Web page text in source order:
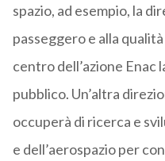
spazio, ad esempio, la
passeggero e alla
centro dell’azione Enac
pubblico. Un’altra
occuperà di ricerca e
e dell’aerospazio per